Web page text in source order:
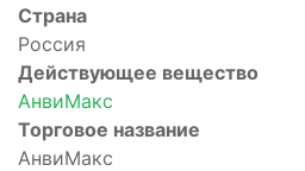
Страна
Россия
Действующее вещество
АнвиМакс
Торговое название
АнвиМакс